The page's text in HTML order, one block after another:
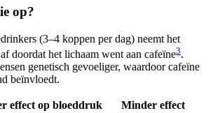
op?
(3–4 koppen per dag) neemt het
doordat het lichaam went aan cafeïne3.
genetisch gevoeliger, waardoor cafeïne
beïnvloedt.
effect op bloeddruk
Minder effect